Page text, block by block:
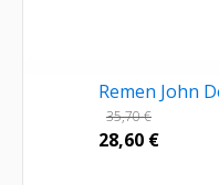
Remen John
35,70€
28,60 €